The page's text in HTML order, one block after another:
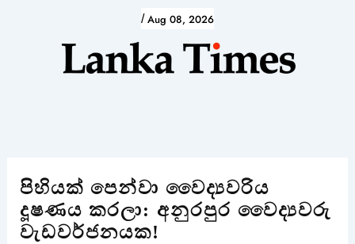
/ Aug 08, 2026
පිහියක් පෙන්වා වෛද්‍යවරිය
දූෂණය කරලා: අනුරපුර වෛද්‍යවරු
වැඩවර්ජනයක!